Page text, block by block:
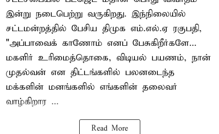
இன்று நடைபெற்று வருகிறது. இந்நிலையில்
சட்டமன்றத்தில் பேசிய திமுக எம்.எல்.ஏ ரகுபதி,
"அப்பாவைக் காணோம் எனப் பேசுகிறீர்களே...
மகளிர் உரிமைத்தொகை, விடியல் பயணம், நான்
முதல்வன் என திட்டங்களில் பலனடைந்த
மக்களின் மனங்களில் எங்களின் தலைவர்
வாழ்கிறார ...
Read More